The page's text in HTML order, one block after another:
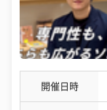
開催日時